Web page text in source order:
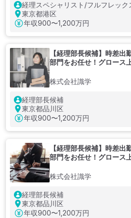
経理スペシャリスト/フルフレック
東京都港区
年収900〜1,200万円
【経理部長候補】時差
部門をお任せ！グロース
株式会社識学
経理部長候補
東京都品川区
年収900〜1,200万円
【経理部長候補】時差
部門をお任せ！グロース
株式会社識学
経理部長候補
東京都品川区
年収900〜1,200万円